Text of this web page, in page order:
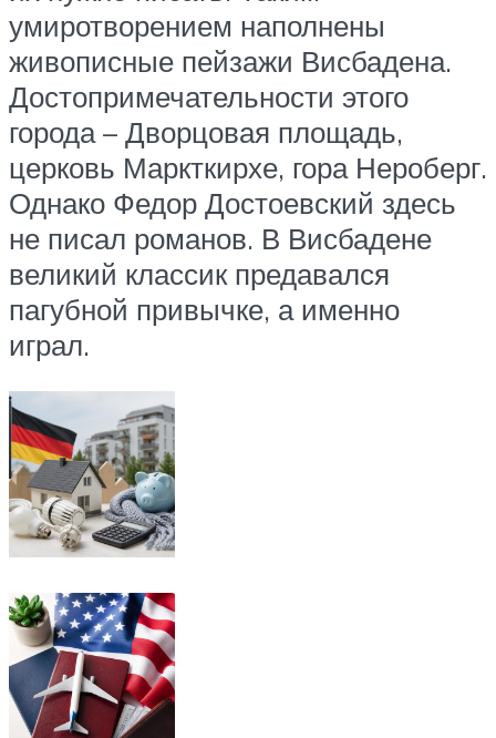
умиротворением наполнены
живописные пейзажи Висбадена.
Достопримечательности этого
города – Дворцовая площадь,
церковь Маркткирхе, гора Нероберг.
Однако Федор Достоевский здесь
не писал романов. В Висбадене
великий классик предавался
пагубной привычке, а именно
играл.